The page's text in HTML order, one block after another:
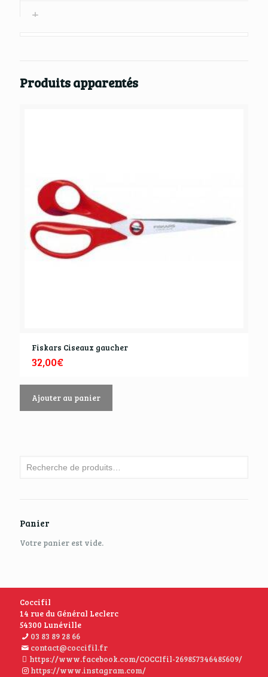
Produits apparentés
Fiskars Ciseaux gaucher
32,00€
Ajouter au panier
Panier
Votre panier est vide.
Coccifil
14 rue du Général Leclerc
54300 Lunéville
03 83 89 28 66
contact@coccifil.fr
https://www.facebook.com/COCCIfil-269857346485609/
https://www.instagram.com/